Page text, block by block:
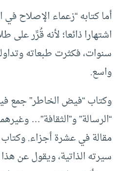
أما كتابه “زعماء الإصلاح
اشتهارا ذائعا؛ لأنه قُرِّر
سنوات، فكثرت طبعاته
واسع.
وكتاب “فيض الخاطر” جمع
مقالة في عشرة أجزاء.
سيرته الذاتية، ويقول عن